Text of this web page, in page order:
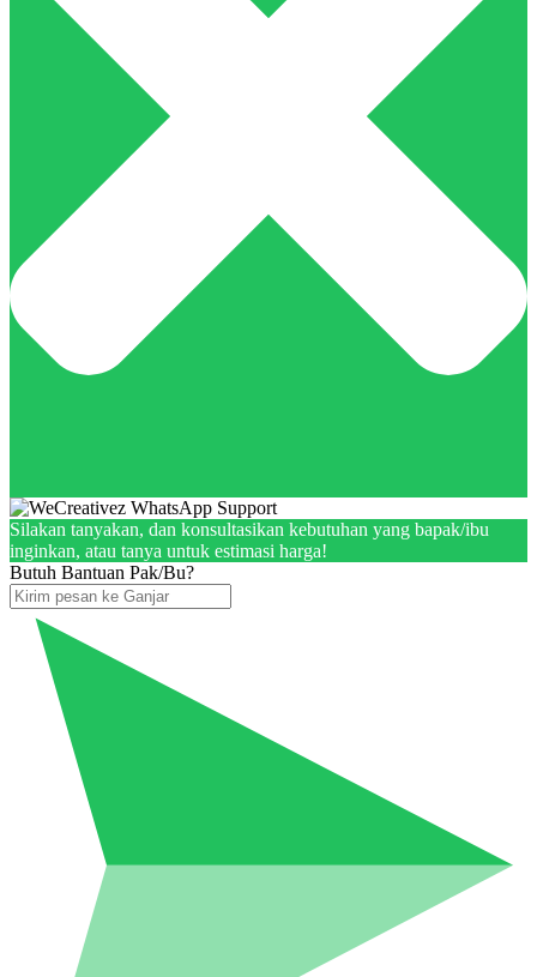
Silakan tanyakan, dan konsultasikan kebutuhan yang bapak/ibu
inginkan, atau tanya untuk estimasi harga!
Butuh Bantuan Pak/Bu?